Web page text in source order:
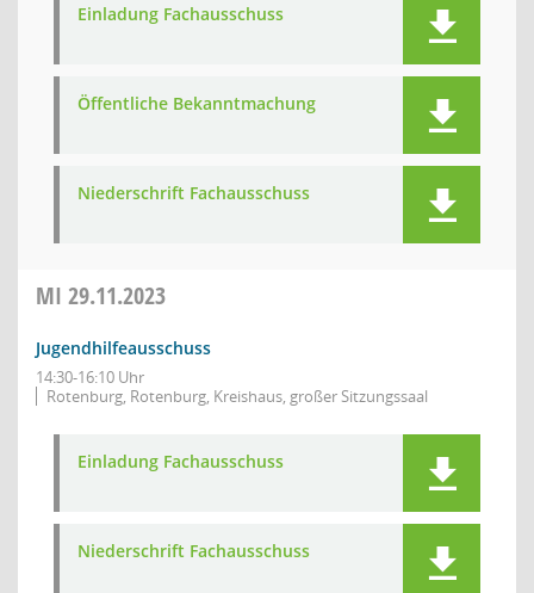
Einladung Fachausschuss
Öffentliche Bekanntmachung
Niederschrift Fachausschuss
MI 29.11.2023
Jugendhilfeausschuss
14:30-16:10 Uhr
Rotenburg, Rotenburg, Kreishaus, großer Sitzungssaal
Einladung Fachausschuss
Niederschrift Fachausschuss